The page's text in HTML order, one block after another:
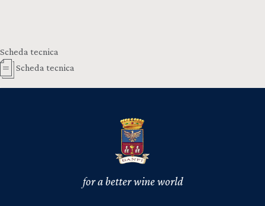
Scheda tecnica
Scheda tecnica
for a better wine world